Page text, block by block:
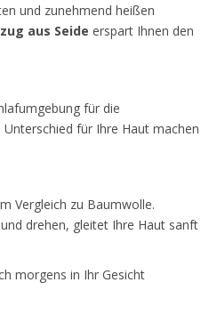
und zunehmend heißen
aus Seide erspart Ihnen den
für die
für Ihre Haut machen
Vergleich zu Baumwolle.
drehen, gleitet Ihre Haut sanft
morgens in Ihr Gesicht